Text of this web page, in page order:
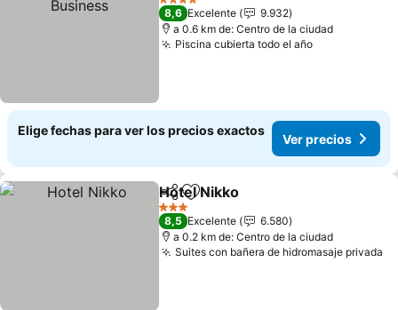
4 Estrellas
8,6 Excelente
9.932
a 0.6 km de: Centro de la ciudad
Piscina cubierta todo el año
Elige fechas para ver los precios exactos
Ver precios
CompartirAgregar a favoritos
Hotel Nikko
3 Estrellas
8,5 Excelente
6.580
a 0.2 km de: Centro de la ciudad
Suites con bañera de hidromasaje privada